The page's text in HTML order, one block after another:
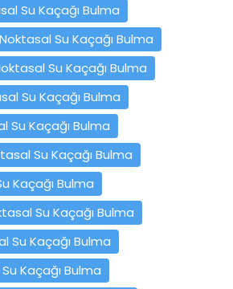
Su Kaçağı Bulma
Su Kaçağı Bulma
Su Kaçağı Bulma
Su Kaçağı Bulma
Su Kaçağı Bulma
Su Kaçağı Bulma
Kaçağı Bulma
Su Kaçağı Bulma
Su Kaçağı Bulma
Kaçağı Bulma